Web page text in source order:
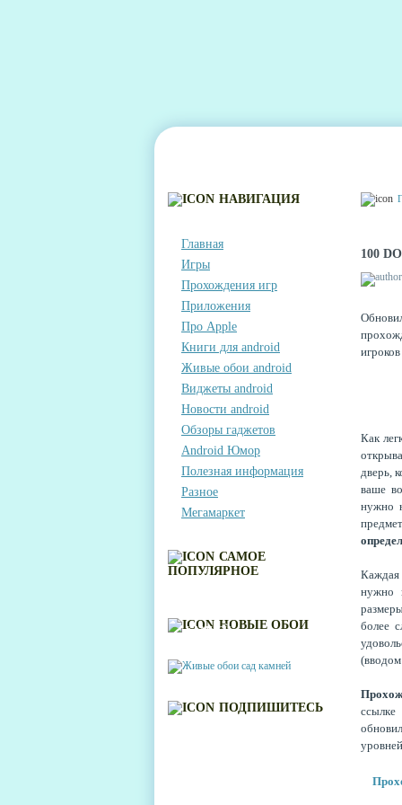
НАВИГАЦИЯ
Главная
Игры
Прохождения игр
Приложения
Про Apple
Книги для android
Живые обои android
Виджеты android
Новости android
Обзоры гаджетов
Android Юмор
Полезная информация
Разное
Мегамаркет
САМОЕ
ПОПУЛЯРНОЕ
НОВЫЕ ОБОИ
КАМНЕЙ
ПОДПИШИТЕСЬ
100
Как
дверь,
ваше
нужно
Каждая
нужно
более